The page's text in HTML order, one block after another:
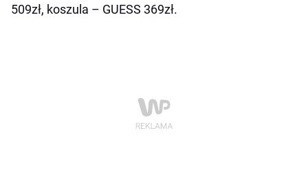
509zł, koszula – GUESS 369zł.